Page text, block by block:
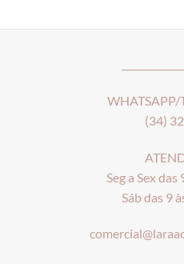
WHATSAPP/
(34)
Seg a Sex
Sáb das 9